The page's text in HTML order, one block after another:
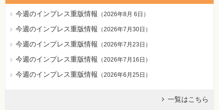
今週のインプレス重版情報 （2026年8月 6日 ）
今週のインプレス重版情報 （2026年7月30日 ）
今週のインプレス重版情報 （2026年7月23日 ）
今週のインプレス重版情報 （2026年7月16日 ）
今週のインプレス重版情報 （2026年6月25日 ）
一覧はこちら